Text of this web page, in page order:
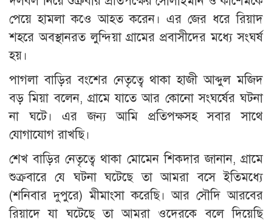
পেয়ে হামলা কওে আহত করেন। এর জের ধরে রিয়াদ
শহরে অবস্থানরত লুন্দিয়া গ্রামের প্রবাসীদের মধ্যে সংঘর্ষ
হয়।
পাগলা বাড়ির বংশের নেতৃত্বে থাকা হাজী আব্দুল মজিদ
বড় মিয়া বলেন, গ্রামে যাতে আর কোনো সংঘর্ষের ঘটনা
না ঘটে। এর জন্য আমি প্রতিপক্ষসহ সবার সাথে
যোগাযোগ রাখছি।
শেখ বাড়ির নেতৃত্বে থাকা মোমেন শিকদার জানান, গ্রামে
শুক্রবারে যে ঘটনা ঘটেছে তা আমরা বসে ইতিমধ্যে
(শনিবার দুপুরে) মীমাংসা করেছি। আর সৌদি আরবের
রিয়াদে যা ঘটেছে তা আমরা ওদেরকে বলে দিয়েছি